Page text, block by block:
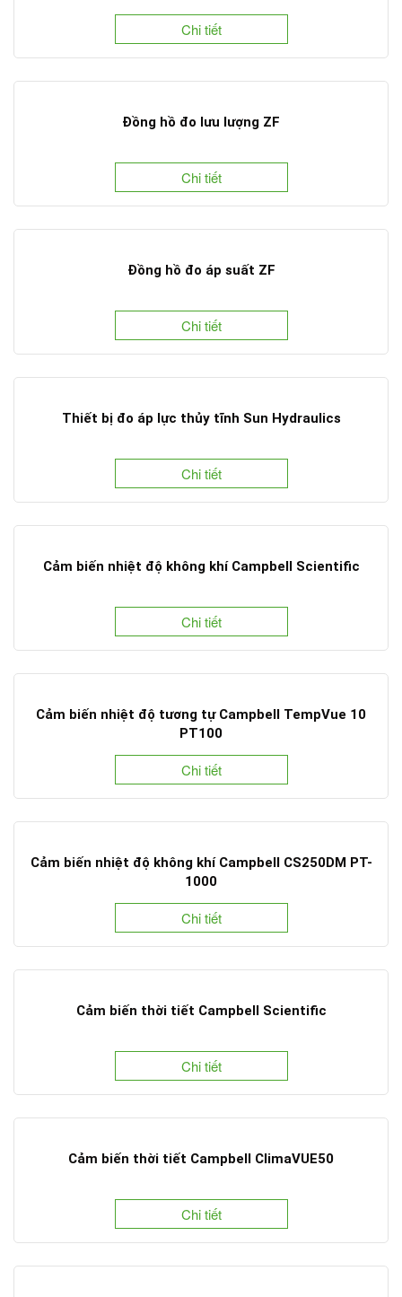
Chi tiết
Đồng hồ đo lưu lượng ZF
Chi tiết
Đồng hồ đo áp suất ZF
Chi tiết
Thiết bị đo áp lực thủy tĩnh Sun Hydraulics
Chi tiết
Cảm biến nhiệt độ không khí Campbell Scientific
Chi tiết
Cảm biến nhiệt độ tương tự Campbell TempVue 10
PT100
Chi tiết
Cảm biến nhiệt độ không khí Campbell CS250DM PT-
1000
Chi tiết
Cảm biến thời tiết Campbell Scientific
Chi tiết
Cảm biến thời tiết Campbell ClimaVUE50
Chi tiết